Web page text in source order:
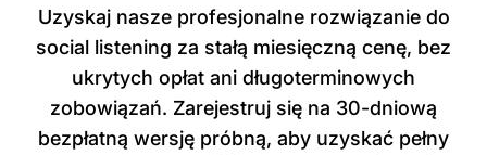
Uzyskaj nasze profesjonalne rozwiązanie do
social listening za stałą miesięczną cenę, bez
ukrytych opłat ani długoterminowych
zobowiązań. Zarejestruj się na 30-dniową
bezpłatną wersję próbną, aby uzyskać pełny